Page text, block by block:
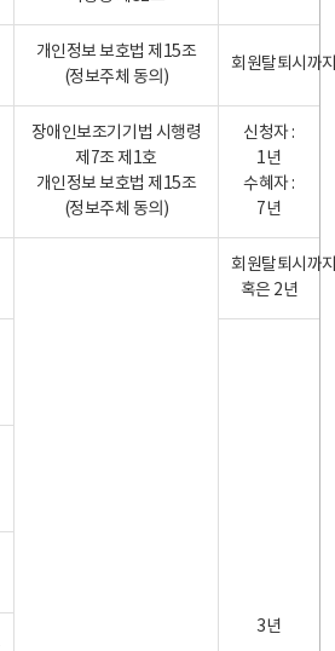
개인정보 보호법 제15조
(정보주체 동의)
회원탈퇴시까
장애인보조기기법 시행령
제7조 제1호
개인정보 보호법 제15조
(정보주체 동의)
신청자 :
1년
수혜자 :
7년
회원탈퇴시까
혹은 2년
3년